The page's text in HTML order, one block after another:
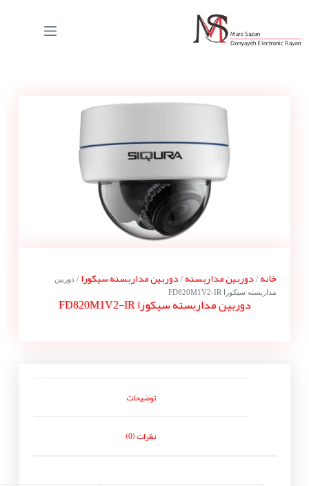
خانه/ دوربین مداربسته/ دوربین مداربسته سیکورا / دوربین
مداربسته سیکورا FD820M1V2-IR
دوربین مداربسته سیکورا FD820M1V2-IR
توضیحات
نظرات (0)